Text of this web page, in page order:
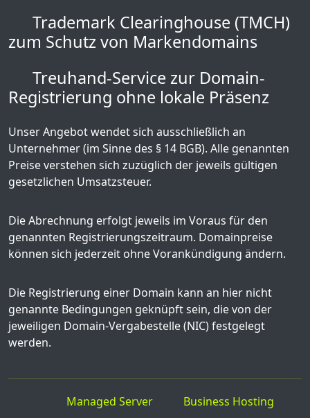
Trademark Clearinghouse (TMCH)
zum Schutz von Markendomains
Treuhand-Service zur Domain-
Registrierung ohne lokale Präsenz
Unser Angebot wendet sich ausschließlich an
Unternehmer (im Sinne des § 14 BGB). Alle genannten
Preise verstehen sich zuzüglich der jeweils gültigen
gesetzlichen Umsatzsteuer.
Die Abrechnung erfolgt jeweils im Voraus für den
genannten Registrierungszeitraum. Domainpreise
können sich jederzeit ohne Vorankündigung ändern.
Die Registrierung einer Domain kann an hier nicht
genannte Bedingungen geknüpft sein, die von der
jeweiligen Domain-Vergabestelle (NIC) festgelegt
werden.
Managed Server
Business Hosting